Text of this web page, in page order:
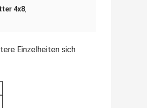
4x8,
Einzelheiten sich